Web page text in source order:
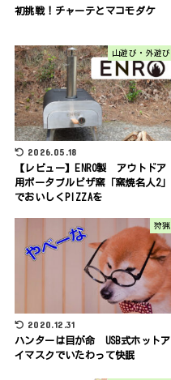
初挑戦！チャーテとマコモダケ
山遊び・外遊び
2026.05.18
【レビュー】ENRO製 アウトドア
用ポータブルピザ窯「窯焼名人2」
でおいしくPIZZAを
狩猟
2020.12.31
ハンターは目が命 USB式ホットア
イマスクでいたわって快眠